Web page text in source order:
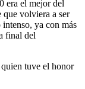
era el mejor del
volviera a ser
ya con más
final del
tuve el honor